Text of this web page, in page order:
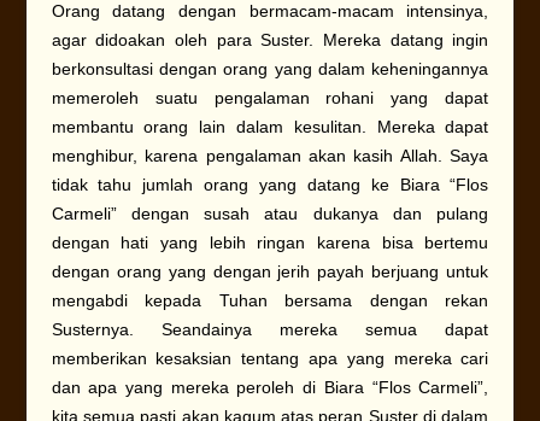
Orang datang dengan bermacam-macam intensinya,
agar didoakan oleh para Suster. Mereka datang ingin
berkonsultasi dengan orang yang dalam keheningannya
memeroleh suatu pengalaman rohani yang dapat
membantu orang lain dalam kesulitan. Mereka dapat
menghibur, karena pengalaman akan kasih Allah. Saya
tidak tahu jumlah orang yang datang ke Biara “Flos
Carmeli” dengan susah atau dukanya dan pulang
dengan hati yang lebih ringan karena bisa bertemu
dengan orang yang dengan jerih payah berjuang untuk
mengabdi kepada Tuhan bersama dengan rekan
Susternya. Seandainya mereka semua dapat
memberikan kesaksian tentang apa yang mereka cari
dan apa yang mereka peroleh di Biara “Flos Carmeli”,
kita semua pasti akan kagum atas peran Suster di dalam